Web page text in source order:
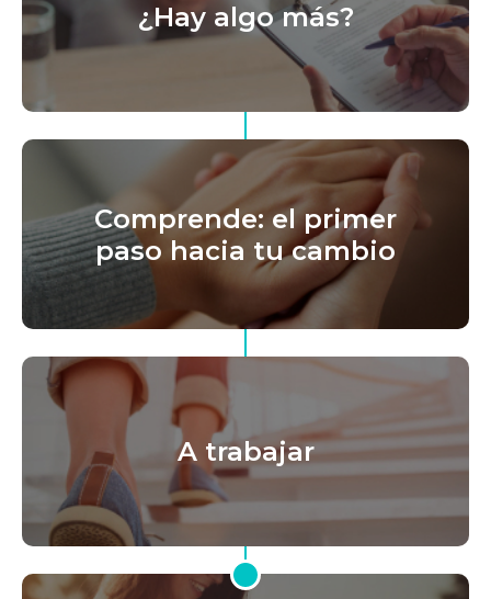
¿Hay algo más?
Comprende: el primer
paso hacia tu cambio
A trabajar